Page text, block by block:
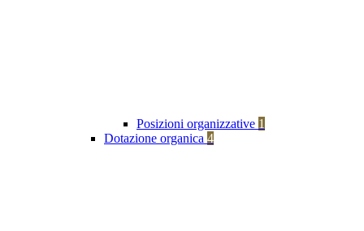
Posizioni organizzative 1
Dotazione organica 4